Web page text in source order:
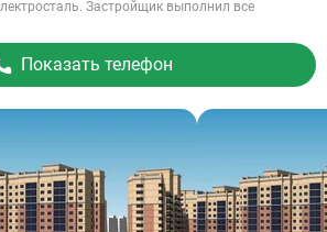
Застройщик выполнил все
Показать телефон